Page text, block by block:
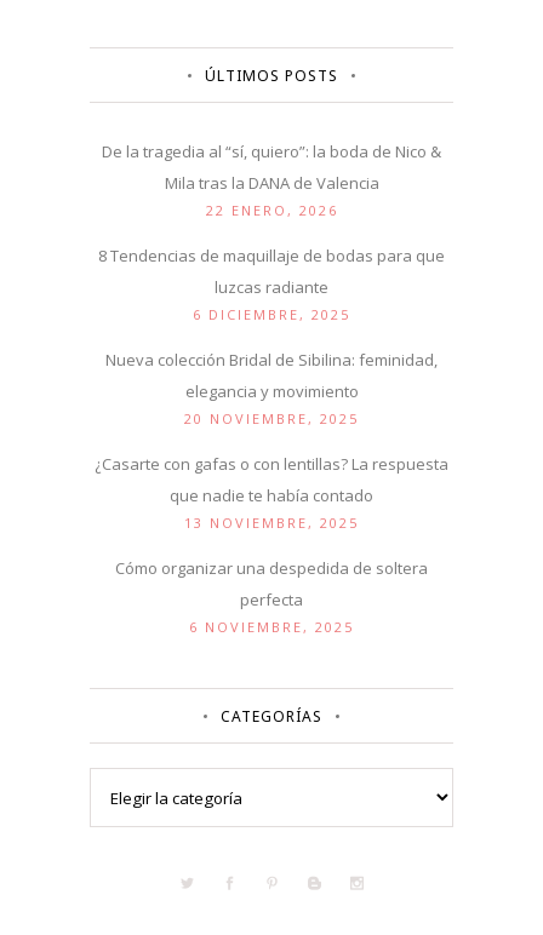
ÚLTIMOS POSTS
De la tragedia al “sí, quiero”: la boda de Nico &
Mila tras la DANA de Valencia
22 ENERO, 2026
8 Tendencias de maquillaje de bodas para que
luzcas radiante
6 DICIEMBRE, 2025
Nueva colección Bridal de Sibilina: feminidad,
elegancia y movimiento
20 NOVIEMBRE, 2025
¿Casarte con gafas o con lentillas? La respuesta
que nadie te había contado
13 NOVIEMBRE, 2025
Cómo organizar una despedida de soltera
perfecta
6 NOVIEMBRE, 2025
CATEGORÍAS